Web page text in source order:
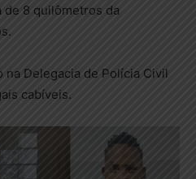
de 8 quilômetros da
Delegacia de Polícia Civil
cabíveis.